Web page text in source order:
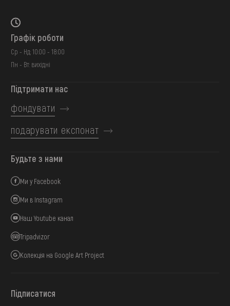
Графік роботи
Ср - Нд: 10:00 - 18:00
Пн - Вт: вихідні
Підтримати нас
фондувати
подарувати експонат
Будьте з нами
Ми у Facebook
Ми в Instagram
Наш Youtube канал
Tripadvizor
Колекція на Google Art Project
Підписатися